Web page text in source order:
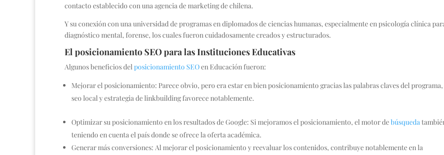
contacto establecido con una agencia de marketing de chilena.
Y su conexión con una universidad de programas en diplomados de ciencias humanas, especialmente en psicología clínica
diagnóstico mental, forense, los cuales fueron cuidadosamente creados y estructurados.
El posicionamiento SEO para las Instituciones Educativas
Algunos beneficios delposicionamiento SEOen Educación fueron:
Mejorar el posicionamiento: Parece obvio, pero era estar en bien posicionamiento gracias las palabras claves del programa,
seo local y estrategia de linkbuilding favorece notablemente.
Optimizar su posicionamiento en los resultados de Google: Si mejoramos el posicionamiento, el motor debúsqueda
teniendo en cuenta el país donde se ofrece la oferta académica.
Generar más conversiones: Al mejorar el posicionamiento y reevaluar los contenidos, contribuye notablemente en la